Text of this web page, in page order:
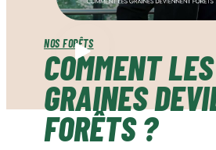
NOS FORÊTS
COMMENT LES
GRAINES
FORÊTS ?